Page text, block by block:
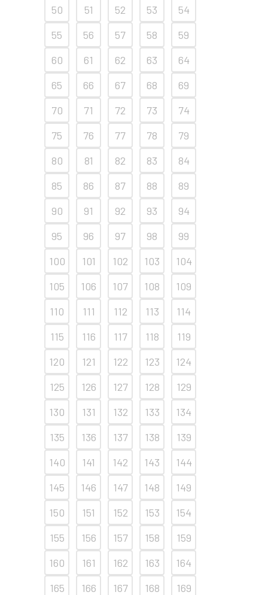
50
51 52 53
54
55
56 57 58
59
60
61 62 63
64
65
66 67 68
69
70
71 72 73
74
75
76 77 78
79
80
81 82 83
84
85
86 87 88
89
90
91 92 93
94
95
96 97 98
99
100
101 102 103
104
105
106 107 108
109
110
111 112 113
114
115
116 117 118
119
120
121 122 123
124
125
126 127 128
129
130
131 132 133
134
135
136 137 138
139
140
141 142 143
144
145
146 147 148
149
150
151 152 153
154
155
156 157 158
159
160
161 162 163
164
165
166 167 168
169